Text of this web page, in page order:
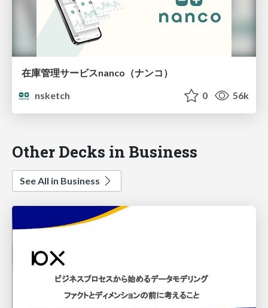
在庫管理サービスnanco（ナンコ）
nsketch
0 56k
Other Decks in Business
See All in Business